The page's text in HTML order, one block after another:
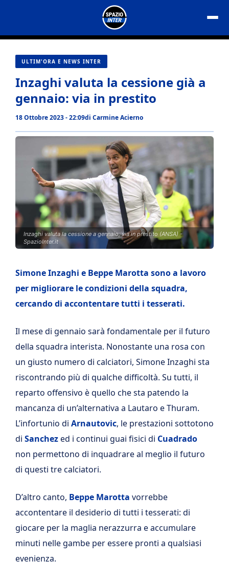
contenuto
ULTIM'ORA E NEWS INTER
Inzaghi valuta la cessione già a
gennaio: via in prestito
18 Ottobre 2023 - 22:09di Carmine Acierno
Inzaghi valuta la cessione a gennaio, via in prestito (ANSA) -
SpazioInter.it
Simone Inzaghi e Beppe Marotta sono a lavoro
per migliorare le condizioni della squadra,
cercando di accontentare tutti i tesserati.
Il mese di gennaio sarà fondamentale per il futuro
della squadra interista. Nonostante una rosa con
un giusto numero di calciatori, Simone Inzaghi sta
riscontrando più di qualche difficoltà. Su tutti, il
reparto offensivo è quello che sta patendo la
mancanza di un’alternativa a Lautaro e Thuram.
L’infortunio di Arnautovic, le prestazioni sottotono
di Sanchezed i continui guai fisici di Cuadrado
non permettono di inquadrare al meglio il futuro
di questi tre calciatori.
D’altro canto, Beppe Marotta vorrebbe
accontentare il desiderio di tutti i tesserati: di
giocare per la maglia nerazzurra e accumulare
minuti nelle gambe per essere pronti a qualsiasi
evenienza.